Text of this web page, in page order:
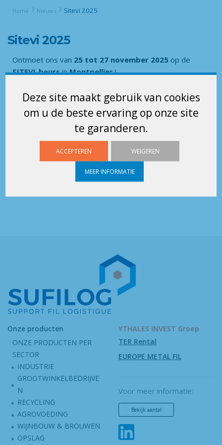
Deze site maakt gebruik van cookies
om u de beste ervaring op onze site
te garanderen.
ACCEPTEREN WEIGEREN
MEER INFORMATIE
Home Nieuws Sitevi 2025
Sitevi 2025
Ontmoet ons van 25 tot 27 november 2025 op de
SITEVI-beursinMontpellier!
Onze producten
ONZE PRODUCTEN PER
SECTOR
INDUSTRIE
GROOTWINKELBEDRIJVE
N
RECYCLING
AGROVOEDING
WIJNBOUW & BROUWEN
OPSLAG
YTHALES INVEST Groep
TER Rental
EUROPE METAL FIL
Voor meer informatie:
Bekijk aantal